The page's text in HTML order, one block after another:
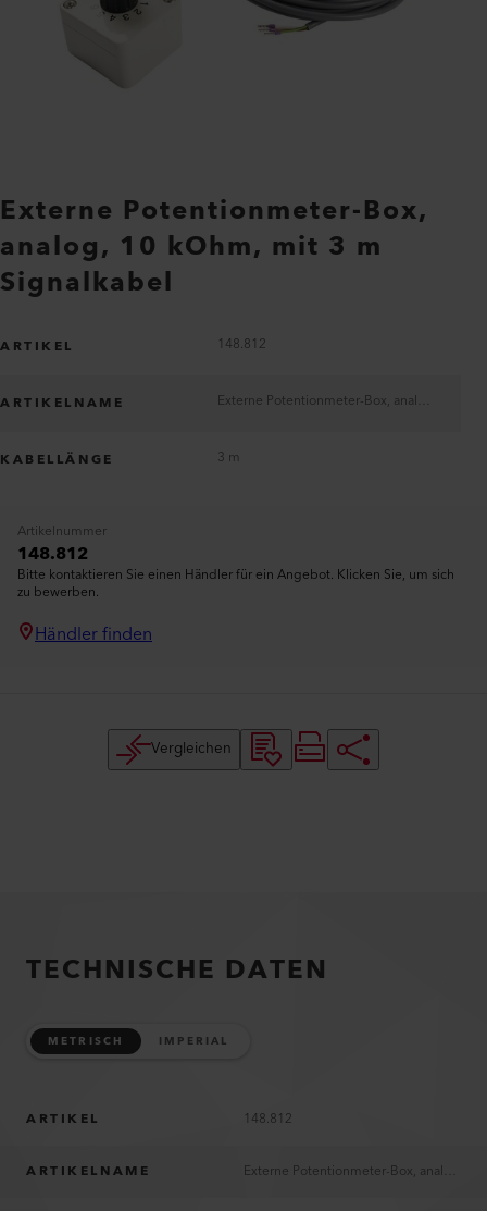
Externe Potentionmeter-Box,
analog, 10 kOhm, mit 3 m
Signalkabel
ARTIKEL 148.812
ARTIKELNAME
KABELLÄNGE 3 m
Artikelnummer
148.812
Bitte kontaktieren Sie einen Händler für ein Angebot. Klicken Sie, um sich
zu bewerben.
Händler finden
Vergleichen
TECHNISCHE DATEN
METRISCH IMPERIAL
ARTIKEL 148.812
ARTIKELNAME